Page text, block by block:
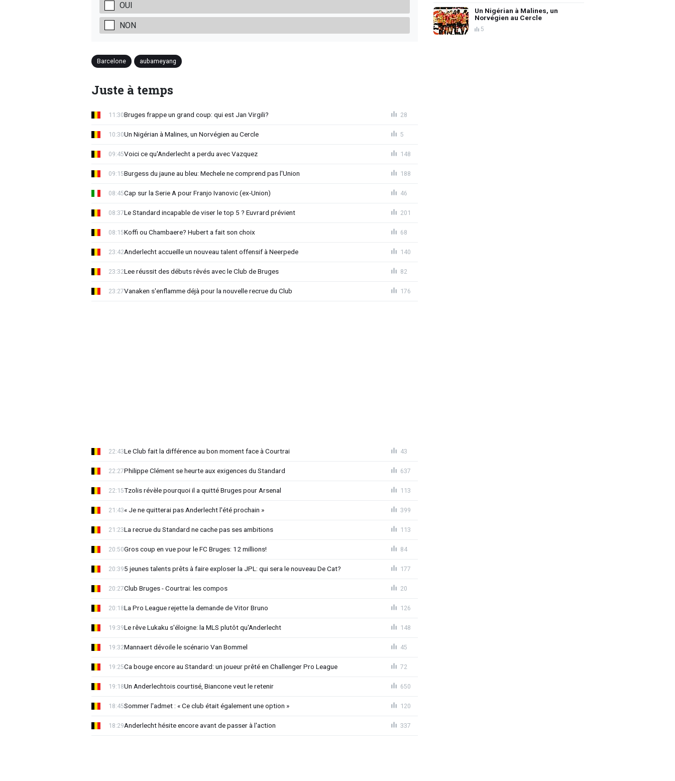
OUI
NON
Barcelone aubameyang
Juste à temps
Bruges frappe un grand coup: qui est Jan Virgili?
11:30 28
Un Nigérian à Malines, un Norvégien au Cercle
10:30 5
Voici ce qu'Anderlecht a perdu avec Vazquez
09:45 148
Burgess du jaune au bleu: Mechele ne comprend pas l'Union
09:15 188
Cap sur la Serie A pour Franjo Ivanovic (ex-Union)
08:45 46
Le Standard incapable de viser le top 5 ? Euvrard prévient
08:37 201
Koffi ou Chambaere? Hubert a fait son choix
08:15 68
Anderlecht accueille un nouveau talent offensif à Neerpede
23:42 140
Lee réussit des débuts rêvés avec le Club de Bruges
23:32 82
Vanaken s'enflamme déjà pour la nouvelle recrue du Club
23:27 176
Le Club fait la différence au bon moment face à Courtrai
22:43 43
Philippe Clément se heurte aux exigences du Standard
22:27 637
Tzolis révèle pourquoi il a quitté Bruges pour Arsenal
22:15 113
« Je ne quitterai pas Anderlecht l'été prochain »
21:43 399
La recrue du Standard ne cache pas ses ambitions
21:23 113
Gros coup en vue pour le FC Bruges: 12 millions!
20:50 84
5 jeunes talents prêts à faire exploser la JPL: qui sera le nouveau De Cat?
20:39 177
Club Bruges - Courtrai: les compos
20:27 20
La Pro League rejette la demande de Vitor Bruno
20:18 126
Le rêve Lukaku s'éloigne: la MLS plutôt qu'Anderlecht
19:39 148
Mannaert dévoile le scénario Van Bommel
19:32 45
Ca bouge encore au Standard: un joueur prêté en Challenger Pro League
19:25 72
Un Anderlechtois courtisé, Biancone veut le retenir
19:18 650
Sommer l'admet : « Ce club était également une option »
18:45 120
Anderlecht hésite encore avant de passer à l'action
18:29 337
Un Nigérian à Malines, un
Norvégien au Cercle
5